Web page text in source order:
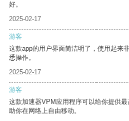
好。
2025-02-17
游客
这款app的用户界面简洁明了，使用起来
悉操作。
2025-02-17
游客
这款加速器VPM应用程序可以给你提供
助你在网络上自由移动。